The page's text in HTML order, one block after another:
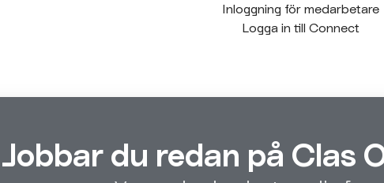
Inloggning för medarbetare
Logga in till Connect
Jobbar du redan på Clas